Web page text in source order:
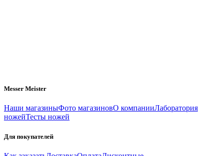
Messer Meister
Наши магазиныФото магазиновО компанииЛаборатория
ножейТесты ножей
Для покупателей